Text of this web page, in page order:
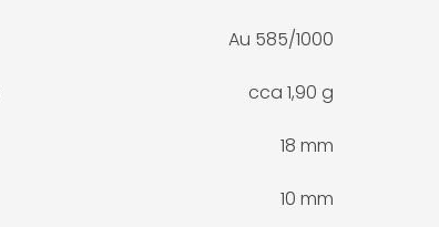
Au 585/1000
cca 1,90 g
18 mm
10 mm